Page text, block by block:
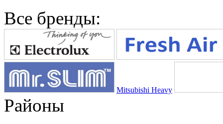
Все бренды:
Mitsubishi Heavy
Районы